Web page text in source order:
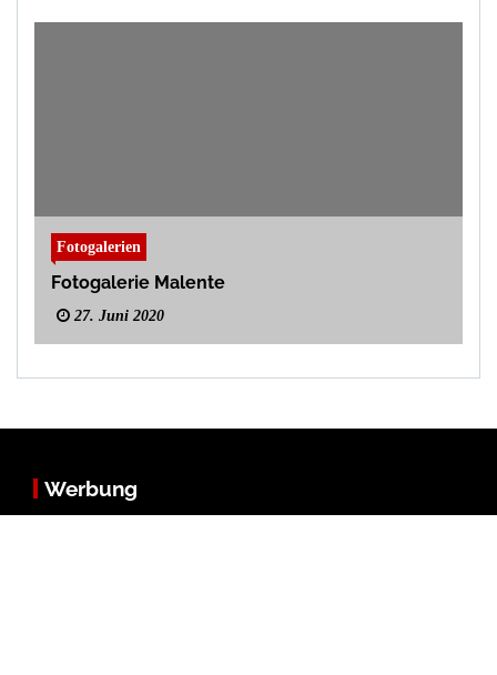
Fotogalerien
Fotogalerie Malente
27. Juni 2020
Werbung